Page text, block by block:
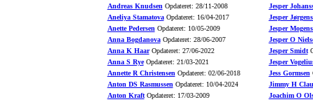
Andreas Knudsen Opdateret: 28/11-2008
Aneliya StamatovaOpdateret: 16/04-2017
Anette Pedersen Opdateret: 10/05-2009
Anna BogdanovaOpdateret: 28/06-2007
Anna K HaarOpdateret: 27/06-2022
Anna S RyeOpdateret: 21/03-2021
Annette R Christensen Opdateret: 02/06-2018
Anton DS Rasmussen Opdateret: 10/04-2024
Anton KraftOpdateret: 17/03-2009
Jesper
Jesper
Jesper
Jesper O
Jesper Smidt
Jesper
Jess Gormsen
Jimmy H
Joachim O